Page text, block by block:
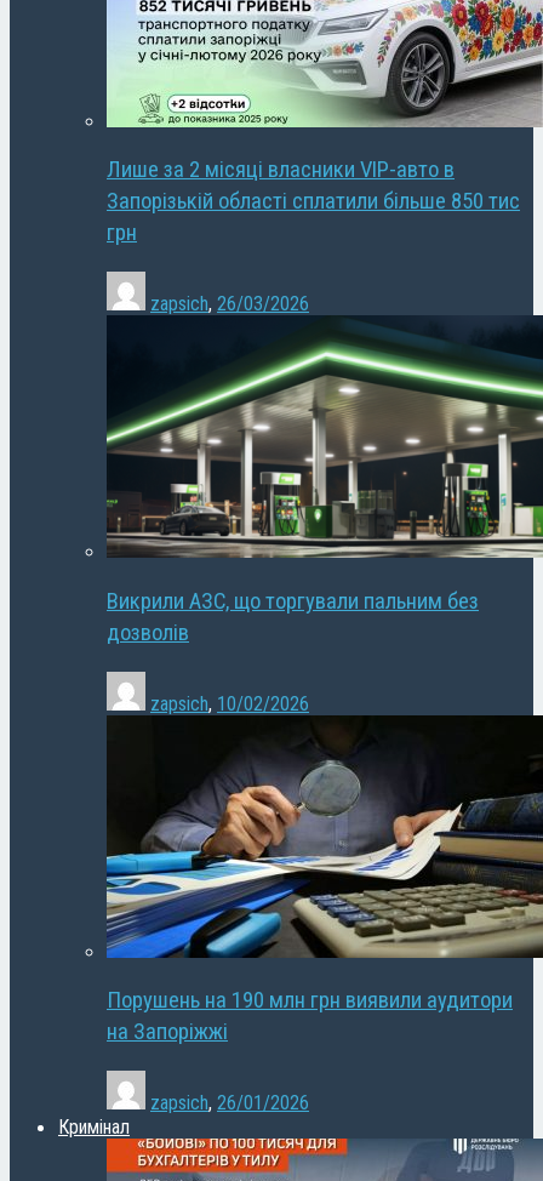
Лише за 2 місяці власники VIP-авто в
Запорізькій області сплатили більше 850 тис
грн
zapsich, 26/03/2026
Викрили АЗС, що торгували пальним без
дозволів
zapsich, 10/02/2026
Порушень на 190 млн грн виявили аудитори
на Запоріжжі
zapsich, 26/01/2026
Кримінал